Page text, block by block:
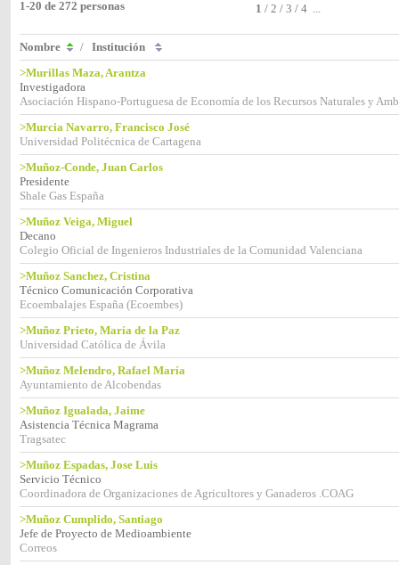
1-20 de 272 personas 1 / 2 / 3 / 4 ...
Nombre / Institución
>Murillas Maza, Arantza
Investigadora
Asociación Hispano-Portuguesa de Economía de los Recursos Naturales y
>Murcia Navarro, Francisco José
Universidad Politécnica de Cartagena
>Muñoz-Conde, Juan Carlos
Presidente
Shale Gas España
>Muñoz Veiga, Miguel
Decano
Colegio Oficial de Ingenieros Industriales de la Comunidad Valenciana
>Muñoz Sanchez, Cristina
Técnico Comunicación Corporativa
Ecoembalajes España (Ecoembes)
>Muñoz Prieto, María de la Paz
Universidad Católica de Ávila
>Muñoz Melendro, Rafael María
Ayuntamiento de Alcobendas
>Muñoz Igualada, Jaime
Asistencia Técnica Magrama
Tragsatec
>Muñoz Espadas, Jose Luis
Servicio Técnico
Coordinadora de Organizaciones de Agricultores y Ganaderos .COAG
>Muñoz Cumplido, Santiago
Jefe de Proyecto de Medioambiente
Correos